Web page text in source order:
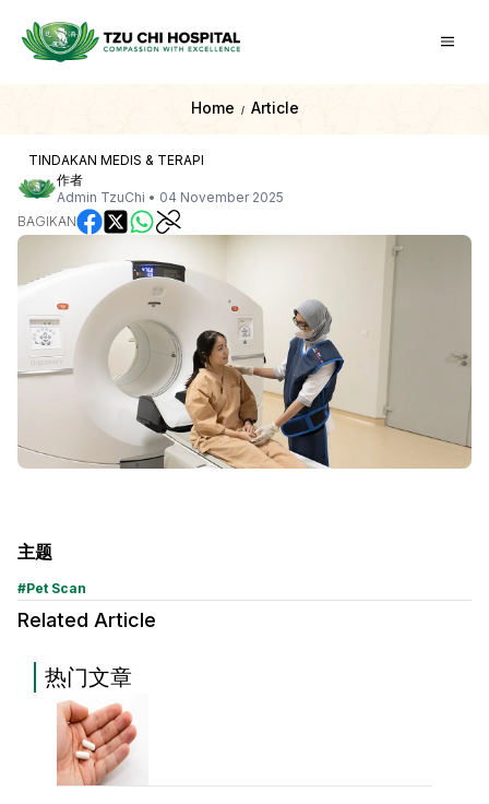
Home / Article
TINDAKAN MEDIS & TERAPI
作者
Admin TzuChi • 04 November 2025
BAGIKAN
主题
#Pet Scan
Related Article
热门文章